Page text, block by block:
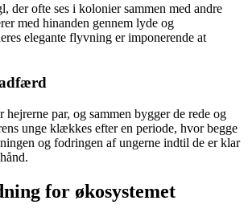
der ofte ses i kolonier sammen med andre
med hinanden gennem lyde og
elegante flyvning er imponerende at
hejrerne par, og sammen bygger de rede og
unge klækkes efter en periode, hvor begge
og fodringen af ungerne indtil de er klar
for økosystemet